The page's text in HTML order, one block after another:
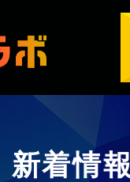
新着情